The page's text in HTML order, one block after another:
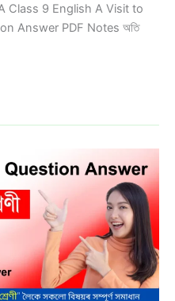
Class 9 English A Visit to
Answer PDF Notes অতি